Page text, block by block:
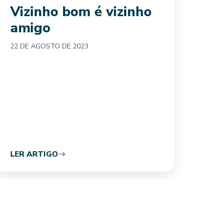
Vizinho bom é vizinho
amigo
22 DE AGOSTO DE 2023
LER ARTIGO